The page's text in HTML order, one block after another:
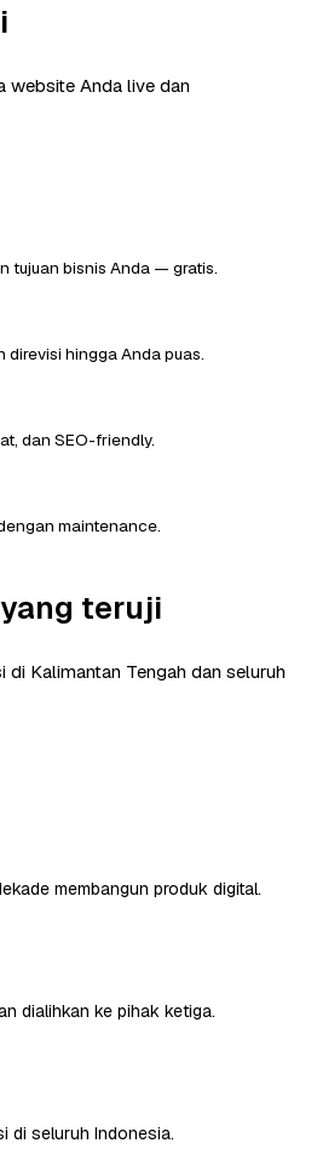
website Anda live dan
tujuan bisnis Anda — gratis.
direvisi hingga Anda puas.
dan SEO-friendly.
maintenance.
teruji
di Kalimantan Tengah dan seluruh
membangun produk digital.
dialihkan ke pihak ketiga.
di seluruh Indonesia.